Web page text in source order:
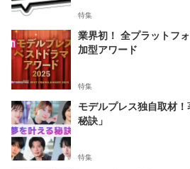
特集
業界初！ 全プラットフ
加型アワード
特集
モデルプレス独自取材
秘訣」
特集